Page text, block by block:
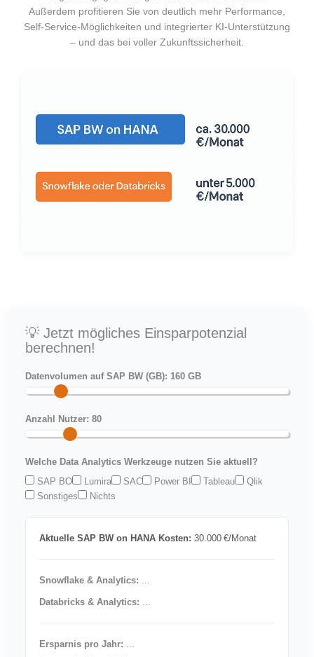
Außerdem profitieren Sie von deutlich mehr Performance,
Self-Service-Möglichkeiten und integrierter KI-Unterstützung
– und das bei voller Zukunftssicherheit.
💡 Jetzt mögliches Einsparpotenzial
berechnen!
Datenvolumen auf SAP BW (GB): 160GB
Anzahl Nutzer: 80
Welche Data Analytics Werkzeuge nutzen Sie aktuell?
SAP BO
Lumira SAC Power BI Tableau
Qlik
Sonstiges
Nichts
Aktuelle SAP BW on HANA Kosten: 30.000 €/Monat
Snowflake & Analytics: ...
Databricks & Analytics:
Ersparnis pro Jahr: